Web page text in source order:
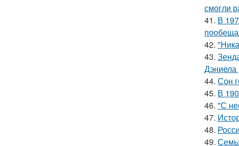
смогли
41. В
42.
43.
Дэниела
44. Сон
45. В
46. "С
47.
48.
49.